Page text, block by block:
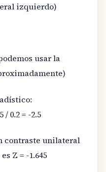
izquierdo)
usar la
/ 0.2 = -2.5
contraste unilateral
Z = -1.645